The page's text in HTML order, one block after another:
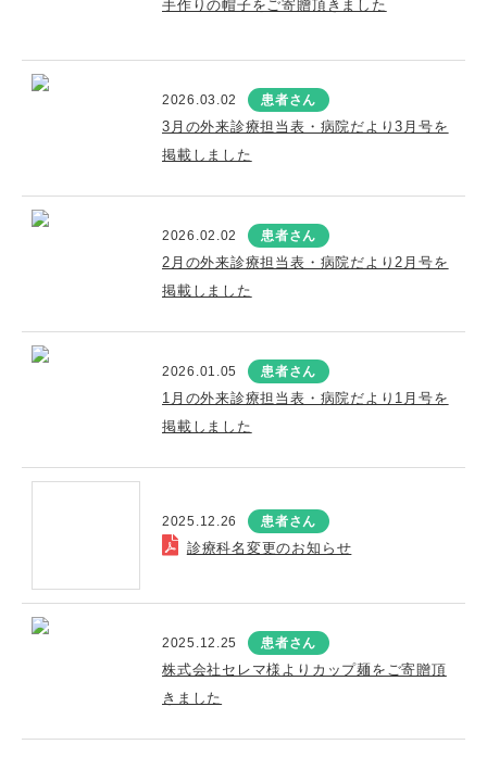
手作りの帽子をご寄贈頂きました
2026.03.02 患者さん
3月の外来診療担当表・病院だより3月号を
掲載しました
2026.02.02 患者さん
2月の外来診療担当表・病院だより2月号を
掲載しました
2026.01.05 患者さん
1月の外来診療担当表・病院だより1月号を
掲載しました
2025.12.26 患者さん
診療科名変更のお知らせ
2025.12.25 患者さん
株式会社セレマ様よりカップ麺をご寄贈頂
きました